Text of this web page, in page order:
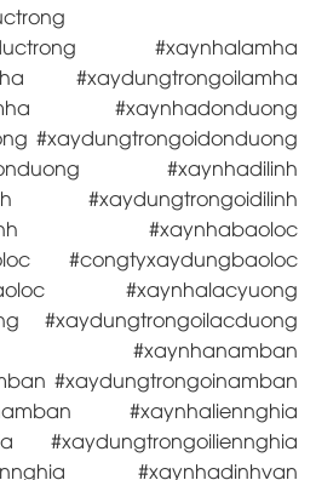
#xaynhalamha
#xaydungtrongoilamha
#xaynhadonduong
#xaydungtrongoidonduong
#xaynhadilinh
#xaydungtrongoidilinh
#xaynhabaoloc
#congtyxaydungbaoloc
#xaynhalacyuong
#xaydungtrongoilacduong
#xaynhanamban
#xaydungtrongoinamban
#xaynhaliennghia
#xaydungtrongoiliennghia
#xaynhadinhvan